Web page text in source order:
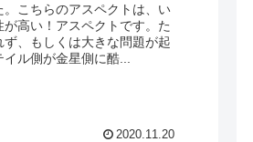
こちらのアスペクトは、い
高い！アスペクトです。た
、もしくは大きな問題が起
ル側が金星側に酷...
2020.11.20